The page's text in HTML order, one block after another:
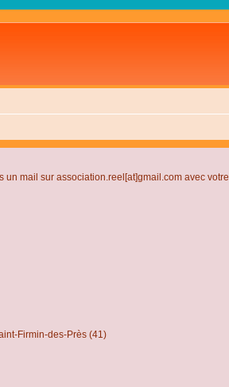
un mail sur association.reel[at]gmail.com avec votre
Firmin-des-Près (41)